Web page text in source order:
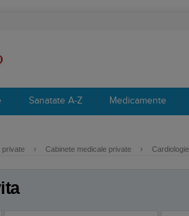
Sanatate A-Z Medicamente
private › Cabinete medicale private › Cardiologie